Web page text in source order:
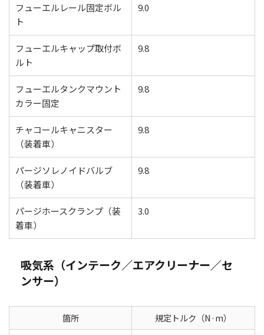
フューエルレール固定ボル
ト
9.0
フューエルキャップ取付ボ
ルト
9.8
フューエルタンクマウント
カラー固定
9.8
チャコールキャニスター
（装着車）
9.8
パージソレノイドバルブ
（装着車）
9.8
パージホースクランプ（装
着車）
3.0
吸気系（インテーク／エアクリーナー／セ
ンサー）
箇所
規定トルク（N·m）